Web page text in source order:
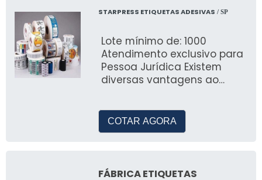
STARPRESS ETIQUETAS ADESIVAS / SP
Lote mínimo de: 1000
Atendimento exclusivo para
Pessoa Jurídica Existem
diversas vantagens ao
COTAR AGORA
FÁBRICA ETIQUETAS